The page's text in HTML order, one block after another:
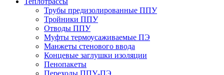
Трубы предизолированные ППУ
Тройники ППУ
Отводы ППУ
Муфты термоусаживаемые ПЭ
Манжеты стенового ввода
Концевые заглушки изоляции
Пенопакеты
Переходы ППУ-ПЭ